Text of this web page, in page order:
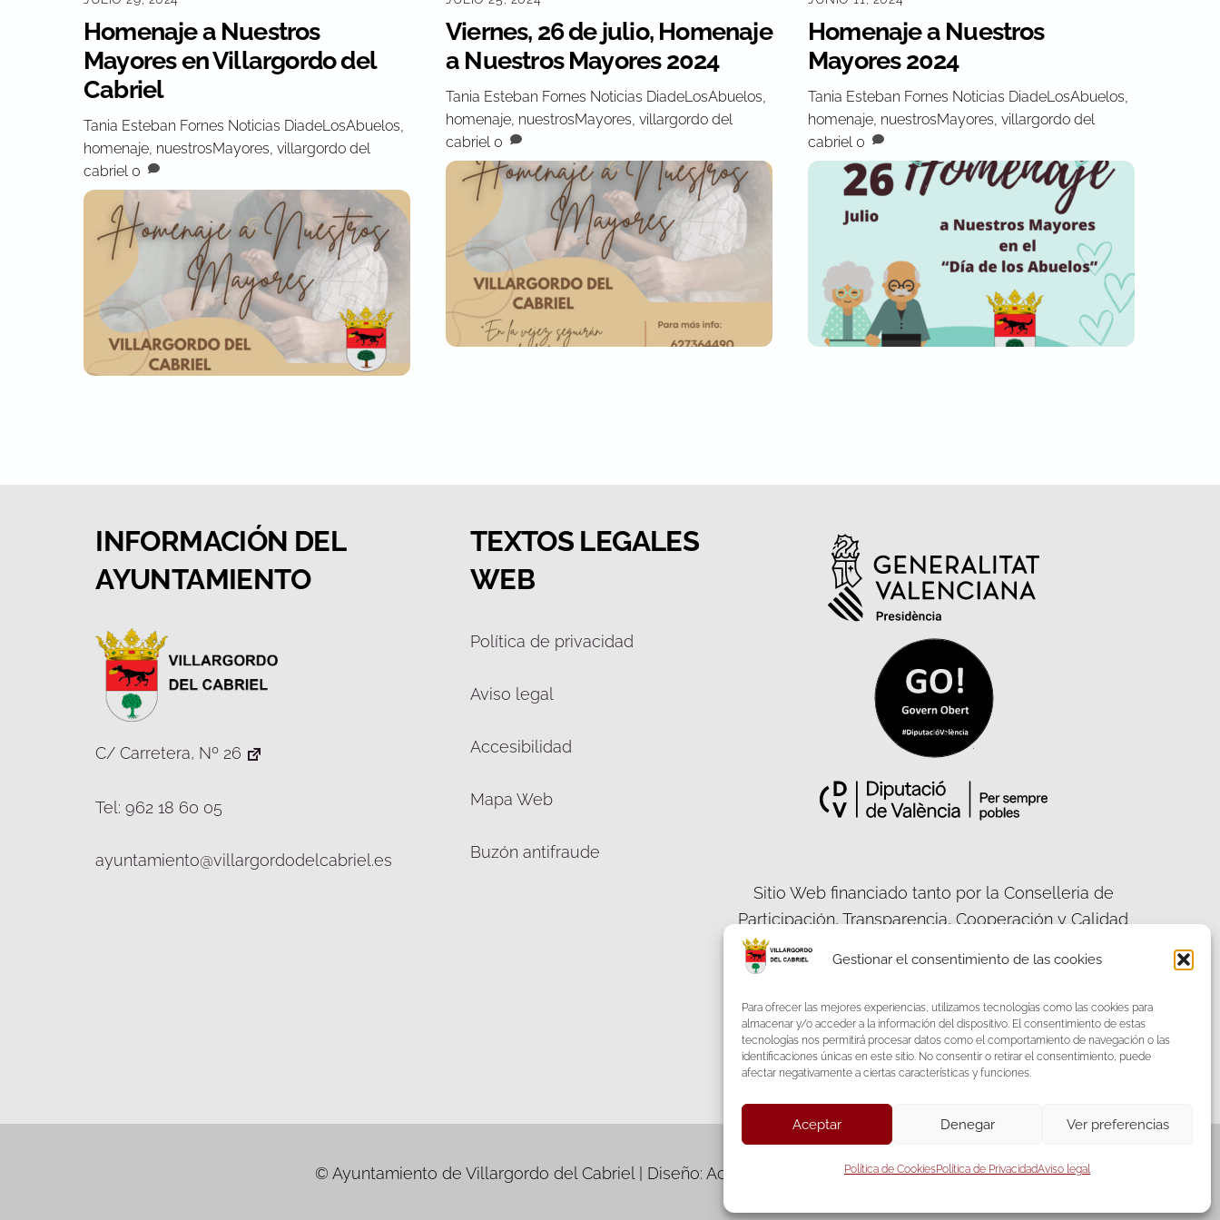
Gestionar el consentimiento de las cookies
Para ofrecer las mejores experiencias, utilizamos tecnologías como las cookies para
almacenar y/o acceder a la información del dispositivo. El consentimiento de estas
tecnologías nos permitirá procesar datos como el comportamiento de navegación o las
identificaciones únicas en este sitio. No consentir o retirar el consentimiento, puede
afectar negativamente a ciertas características y funciones.
Aceptar Denegar Ver preferencias
Política de CookiesPolítica de PrivacidadAviso legal
Homenaje a Nuestros
Mayores en Villargordo del
Cabriel
Tania Esteban Fornes Noticias DiadeLosAbuelos
homenaje nuestrosMayores villargordo del
cabriel 0
Viernes, 26 de julio, Homenaje
a Nuestros Mayores 2024
Tania Esteban Fornes Noticias DiadeLosAbuelos
homenaje nuestrosMayores ,villargordo del
cabriel 0
Homenaje a Nuestros
Mayores 2024
Tania Esteban Fornes Noticias DiadeLosAbuelos
homenaje nuestrosMayores ,villargordo del
cabriel 0
INFORMACIÓN DEL
AYUNTAMIENTO
C/ Carretera, Nº 26
Tel: 962 18 60 05
ayuntamiento@villargordodelcabriel.es
TEXTOS LEGALES
WEB
Política de privacidad
Aviso legal
Accesibilidad
Mapa Web
Buzón antifraude
Sitio Web financiado tanto por la Conselleria de
Participación, Transparencia, Cooperación y Calidad
Democrática, como por la Diputación Provincial de
Facebook Twitter
© Ayuntamiento de Villargordo del Cabriel | Diseño: Accesia Soluciones S.L.